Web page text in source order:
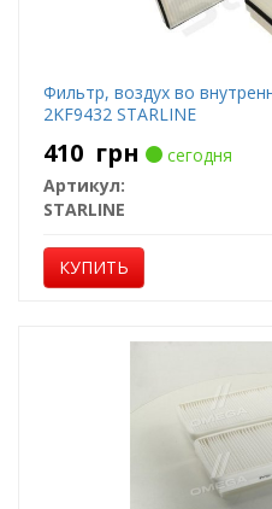
Фильтр, воздух во
2KF9432 STARLINE
410 грн
сегодня
Артикул:
STARLINE
КУПИТЬ